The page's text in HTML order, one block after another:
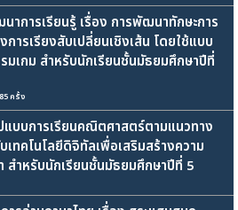
าการเรียนรู้ เรื่อง การพัฒนาทักษะการ
รเรียงสับเปลี่ยนเชิงเส้น โดยใช้แบบ
มเกม สำหรับนักเรียนชั้นมัธยมศึกษาปีที่
ครั้ง
บบการเรียนคณิตศาสตร์ตามแนวทาง
เทคโนโลยีดิจิทัลเพื่อเสริมสร้างความ
สำหรับนักเรียนชั้นมัธยมศึกษาปีที่ 5